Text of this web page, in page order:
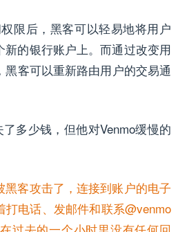
限后，黑客可以轻易地将用户
新的银行账户上。而通过改变用
黑客可以重新路由用户的交易通
多少钱，但他对Venmo缓慢的
黑客攻击了，连接到账户的电子
打电话、发邮件和联系@venmo